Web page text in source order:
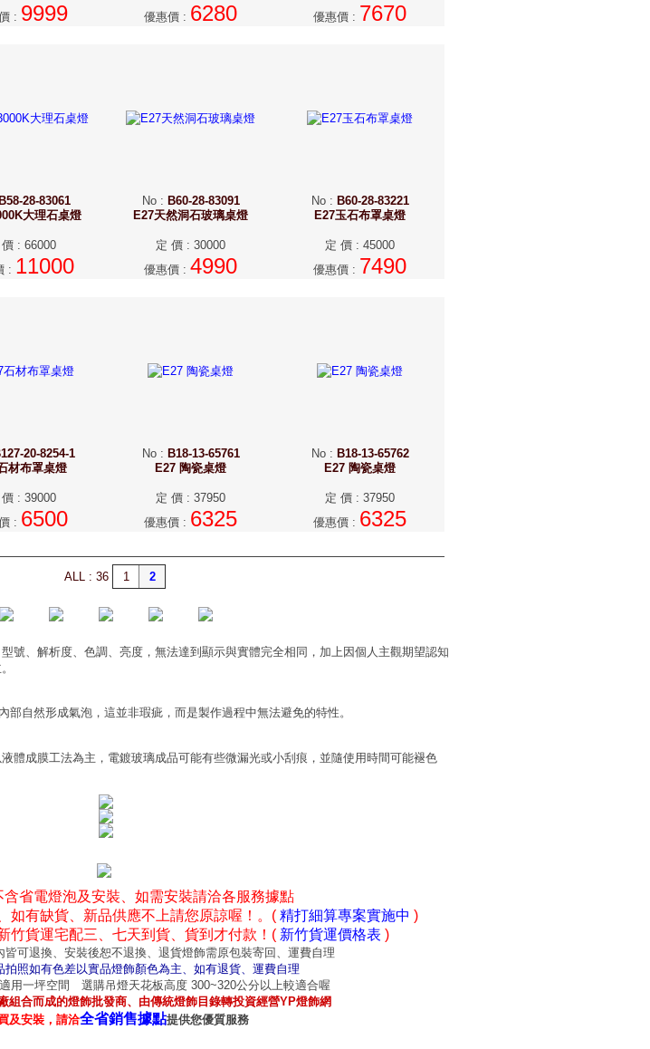
: 9999
優惠價 : 6280
優惠價 : 7670
B58-28-83061
大理石桌燈
: 66000
: 11000
No: B60-28-83091
E27天然洞石玻璃桌燈
定 價 : 30000
優惠價 : 4990
No: B60-28-83221
E27玉石布罩桌燈
定 價 : 45000
優惠價 : 7490
20-8254-1
材布罩桌燈
: 39000
: 6500
No: B18-13-65761
E27 陶瓷桌燈
定 價 : 37950
優惠價 : 6325
No: B18-13-65762
E27 陶瓷桌燈
定 價 : 37950
優惠價 : 6325
ALL : 36 1 2
號、解析度、色調、亮度，無法達到顯示與實體完全相同，加上因個人主觀期望認知
部自然形成氣泡，這並非瑕疵，而是製作過程中無法避免的特性。
體成膜工法為主，電鍍玻璃成品可能有些微漏光或小刮痕，並隨使用時間可能褪色
含省電燈泡及安裝、如需安裝請洽各服務據點
如有缺貨、新品供應不上請您原諒喔！。( 精打細算專案實施中 )
竹貨運宅配三、七天到貨、貨到才付款！( 新竹貨運價格表 )
皆可退換、安裝後恕不退換、退貨燈飾需原包裝寄回、運費自理
拍照如有色差以實品燈飾顏色為主、如有退貨、運費自理
用一坪空間 選購吊燈天花板高度 300~320公分以上較適合喔
組合而成的燈飾批發商、由傳統燈飾目錄轉投資經營YP燈飾網
及安裝，請洽全省銷售據點提供您優質服務